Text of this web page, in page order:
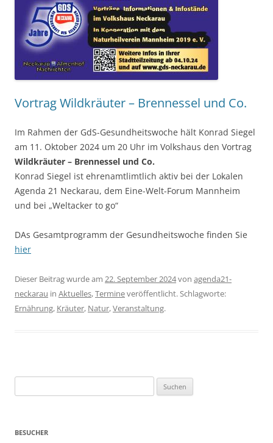
Vortrag Wildkräuter – Brennessel und Co.
Im Rahmen der GdS-Gesundheitswoche hält Konrad Siegel
am 11. Oktober 2024 um 20 Uhr im Volkshaus den Vortrag
Wildkräuter – Brennessel und Co.
Konrad Siegel ist ehrenamtlimtlich aktiv bei der Lokalen
Agenda 21 Neckarau, dem Eine-Welt-Forum Mannheim
und bei „Weltacker to go“
DAs Gesamtprogramm der Gesundheitswoche finden Sie
hier
Dieser Beitrag wurde am 22. September 2024von agenda21-
neckarau in Aktuelles,Termineveröffentlicht. Schlagworte:
Ernährung, Kräuter, Natur,Veranstaltung.
nach:
BESUCHER